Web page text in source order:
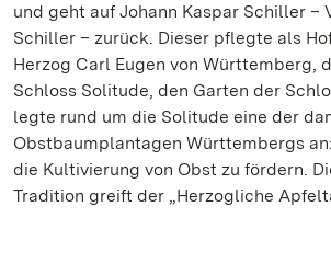
und geht auf Johann Kaspar Schiller –
Schiller – zurück. Dieser pflegte als
Herzog Carl Eugen von Württemberg,
Schloss Solitude, den Garten der
legte rund um die Solitude eine der
Obstbaumplantagen Württembergs
die Kultivierung von Obst zu fördern.
Tradition greift der „Herzogliche